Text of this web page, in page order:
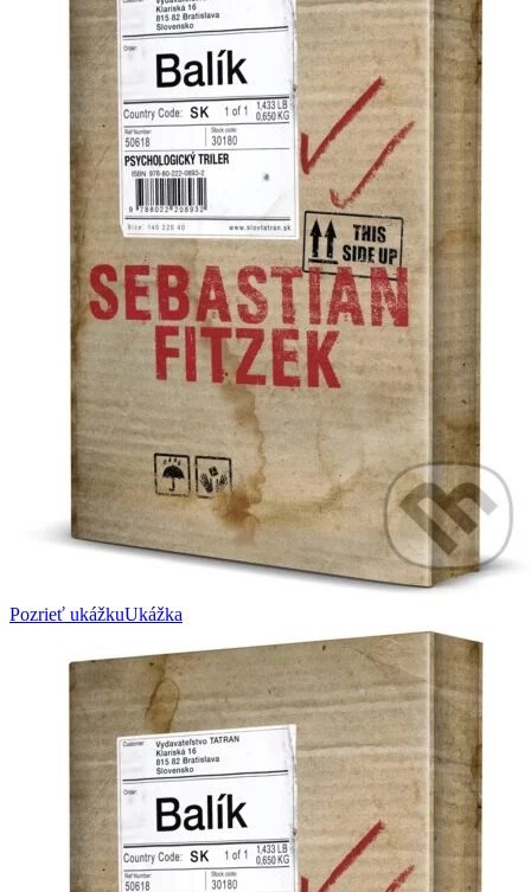
Pozrieť ukážkuUkážka